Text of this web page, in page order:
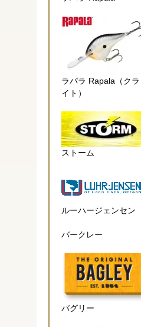
ラパラ Rapala（ク
イト）
ストーム
ルーハージェンセン
バークレー
バグリー